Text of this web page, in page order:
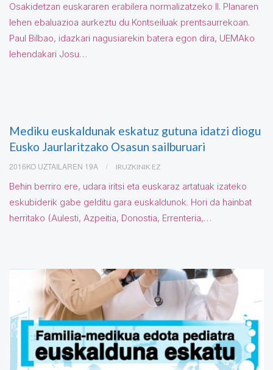
Osakidetzan euskararen erabilera normalizatzeko II. Planaren
lehen ebaluazioa aurkeztu du Kontseiluak prentsaurrekoan.
Paul Bilbao, idazkari nagusiarekin batera egon dira, UEMAko
lehendakari Josu…
Mediku euskaldunak eskatuz gutuna idatzi diogu
Eusko Jaurlaritzako Osasun sailburuari
2016KO UZTAILAREN 19A IRUZKINIK EZ
Behin berriro ere, udara iritsi eta euskaraz artatuak izateko
eskubiderik gabe gelditu gara euskaldunok. Hori da hainbat
herritako (Aulesti, Azpeitia, Donostia, Errenteria,…